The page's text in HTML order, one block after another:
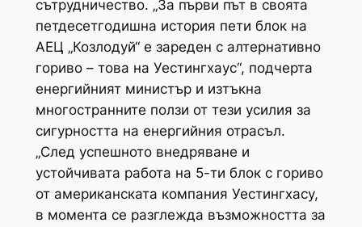
сътрудничество. „За първи път в своята
петдесетгодишна история пети блок на
АЕЦ „Козлодуй“ е зареден с алтернативно
гориво – това на Уестингхаус“, подчерта
енергийният министър и изтъкна
многостранните ползи от тези усилия за
сигурността на енергийния отрасъл.
„След успешното внедряване и
устойчивата работа на 5-ти блок с гориво
от американската компания Уестингхасу,
в момента се разглежда възможността за